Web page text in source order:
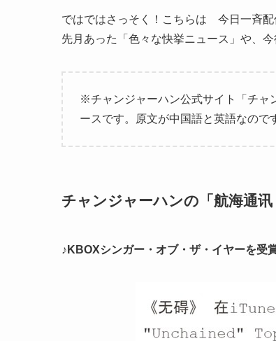
ではではさっそく！こちらは 今日一斉配
先月あった「色々な快挙ニュース」や、
※チャンジャーハン公式サイト「チャ
ースです。原文が中国語と英語なので
チャンジャーハンの「航海通
♪KBOXシンガー・オブ・ザ・イヤーを受